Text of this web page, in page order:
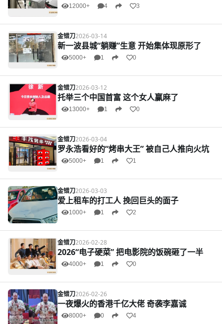
12000+ 4 3
金错刀2026-03-14
新一波县城“躺赚”生意 开始集体现原形了
5000+ 1 0
金错刀2026-03-12
托举三个中国首富 这个女人赢麻了
13000+ 1 0
金错刀2026-03-04
罗永浩看好的“烤串大王” 被自己人推向火坑
5000+ 1 1
金错刀2026-03-03
爱上租车的打工人 挽回巨头的面子
1000+ 1 2
金错刀2026-02-28
2026“电子硬菜” 把电影院的饭碗砸了一半
4000+ 1 0
金错刀2026-02-26
一夜爆火的香港千亿大佬 奇袭李嘉诚
8000+ 0 4